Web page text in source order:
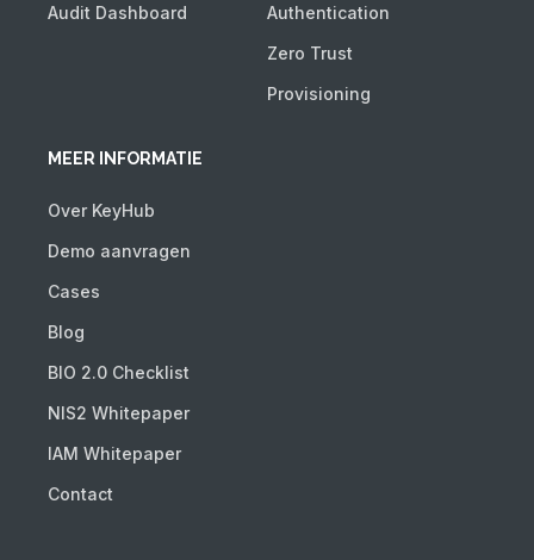
Audit Dashboard
Authentication
Zero Trust
Provisioning
MEER INFORMATIE
Over KeyHub
Demo aanvragen
Cases
Blog
BIO 2.0 Checklist
NIS2 Whitepaper
IAM Whitepaper
Contact